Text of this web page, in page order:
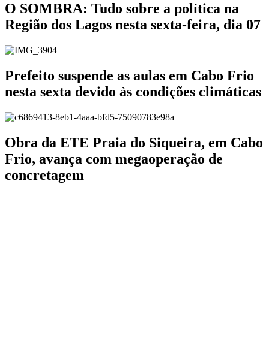
O SOMBRA: Tudo sobre a política na
Região dos Lagos nesta sexta-feira, dia 07
Prefeito suspende as aulas em Cabo Frio
nesta sexta devido às condições climáticas
Obra da ETE Praia do Siqueira, em Cabo
Frio, avança com megaoperação de
concretagem